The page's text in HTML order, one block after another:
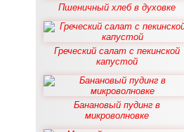
Пшеничный хлеб в духовке
Греческий салат с пекинской
капустой
Банановый пудинг в
микроволновке